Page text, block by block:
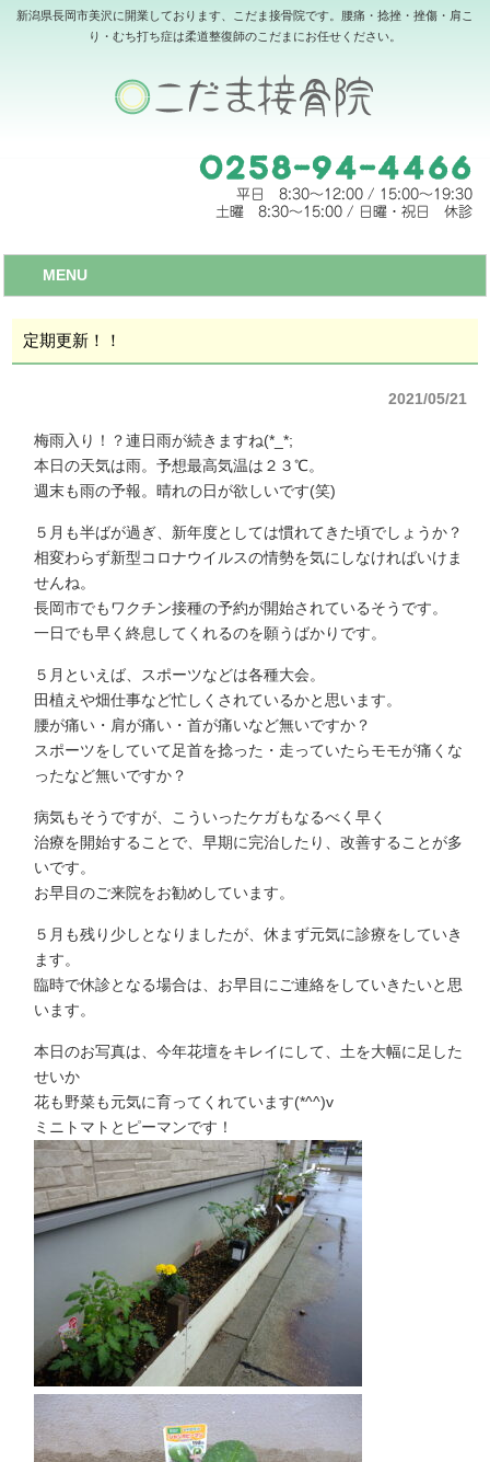
新潟県長岡市美沢に開業しております、こだま接骨院です。腰痛・捻挫・挫傷・肩こ
り・むち打ち症は柔道整復師のこだまにお任せください。
MENU
定期更新！！
2021/05/21
梅雨入り！？連日雨が続きますね(*_*;
本日の天気は雨。予想最高気温は２３℃。
週末も雨の予報。晴れの日が欲しいです(笑)
５月も半ばが過ぎ、新年度としては慣れてきた頃でしょうか？
相変わらず新型コロナウイルスの情勢を気にしなければいけま
せんね。
長岡市でもワクチン接種の予約が開始されているそうです。
一日でも早く終息してくれるのを願うばかりです。
５月といえば、スポーツなどは各種大会。
田植えや畑仕事など忙しくされているかと思います。
腰が痛い・肩が痛い・首が痛いなど無いですか？
スポーツをしていて足首を捻った・走っていたらモモが痛くな
ったなど無いですか？
病気もそうですが、こういったケガもなるべく早く
治療を開始することで、早期に完治したり、改善することが多
いです。
お早目のご来院をお勧めしています。
５月も残り少しとなりましたが、休まず元気に診療をしていき
ます。
臨時で休診となる場合は、お早目にご連絡をしていきたいと思
います。
本日のお写真は、今年花壇をキレイにして、土を大幅に足した
せいか
花も野菜も元気に育ってくれています(*^^)v
ミニトマトとピーマンです！